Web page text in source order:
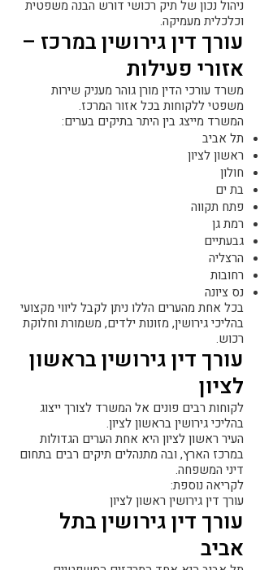
ניהול נכון של תיק רכושי דורש הבנה משפטית
וכלכלית מעמיקה.
עורך דין גירושין במרכז –
אזורי פעילות
משרד עורכי הדין מורן גוהר מעניק שירות
משפטי ללקוחות בכל אזור המרכז.
המשרד מייצג בין היתר בתיקים בערים:
תל אביב
ראשון לציון
חולון
בת ים
פתח תקווה
רמת גן
גבעתיים
הרצליה
רחובות
נס ציונה
בכל אחת מהערים הללו ניתן לקבל ליווי מקצועי
בהליכי גירושין, מזונות ילדים, משמורת וחלוקת
רכוש.
עורך דין גירושין בראשון
לציון
לקוחות רבים פונים אל המשרד לצורך ייצוג
בהליכי גירושין בראשון לציון.
העיר ראשון לציון היא אחת הערים הגדולות
במרכז הארץ, ובה מתנהלים תיקים רבים בתחום
דיני המשפחה.
לקריאה נוספת:
עורך דין גירושין ראשון לציון
עורך דין גירושין בתל
אביב